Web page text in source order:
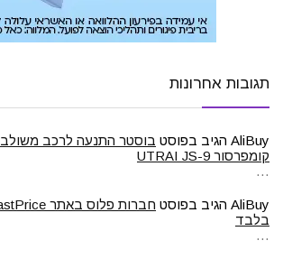
תגובות אחרונות
AliBuy הגיב בפוסט בוסטר התנעה לרכב משולב
קומפרסור UTRAI JS-9
…
AliBuy הגיב בפוסט
בלבד
…